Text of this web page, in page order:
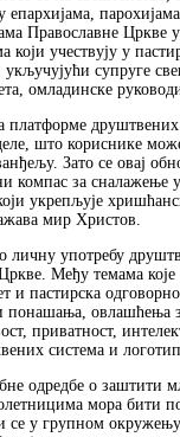
епархијама,
Православне Цркве
који учествују у
супруге
омладинске
платформе
што кориснике
Зато се овај
компас за сналажење
укрепљује
мир Христов.
личну употребу
Међу темама које
и пастирска
понашања, овлашћења
приватност,
система и
одредбе о заштити
мора бити
се у групном